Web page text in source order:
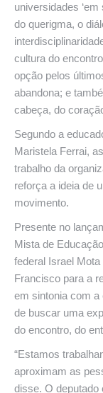
universidades
do querigma, o
cultura do
opção pelos
abandona; e
cabeça, do
Segundo a
Maristela Ferrai,
trabalho da
reforça a ideia de
movimento.
Presente no
Mista de
federal Israel
Francisco para a
em sintonia com a
de buscar uma
do encontro, do
“Estamos
aproximam as
disse. O deputado